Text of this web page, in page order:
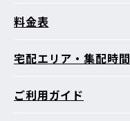
料金表
宅配エリア・集配時間
ご利用ガイド